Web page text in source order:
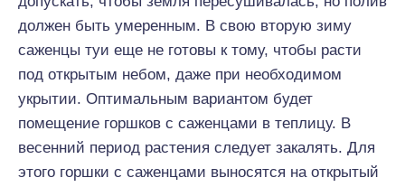
должен быть умеренным. В свою вторую зиму
саженцы туи еще не готовы к тому, чтобы расти
под открытым небом, даже при необходимом
укрытии. Оптимальным вариантом будет
помещение горшков с саженцами в теплицу. В
весенний период растения следует закалять. Для
этого горшки с саженцами выносятся на открытый